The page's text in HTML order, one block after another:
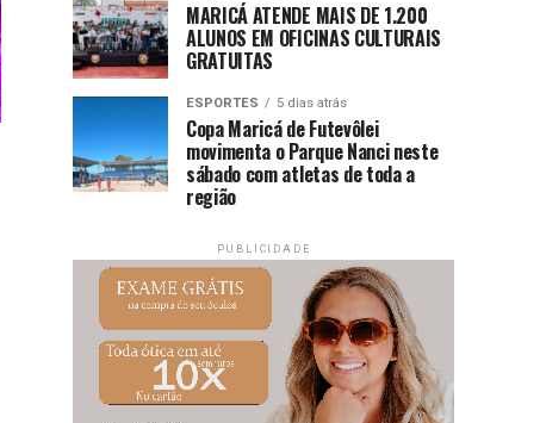
MARICÁ ATENDE MAIS DE 1.200
ALUNOS EM OFICINAS CULTURAIS
GRATUITAS
ESPORTES 5 dias atrás
Copa Maricá de Futevôlei
movimenta o Parque Nanci neste
sábado com atletas de toda a
região
PUBLICIDADE